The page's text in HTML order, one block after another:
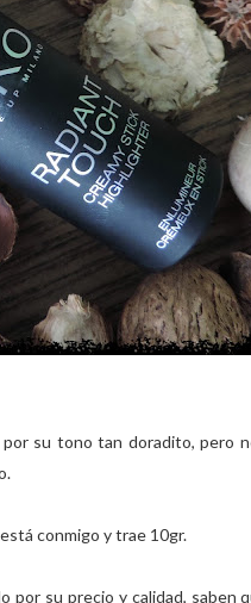
su tono tan doradito, pero
conmigo y trae 10gr.
su precio y calidad, saben